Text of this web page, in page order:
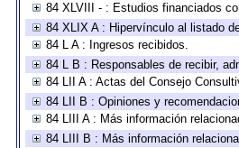
84 XLVIII - : Estudios financiados
84 XLIX A : Hipervínculo al listado
84 L A : Ingresos recibidos.
84 L B : Responsables de recibir,
84 LII A : Actas del Consejo
84 LII B : Opiniones y
84 LIII A : Más información
84 LIII B : Más información